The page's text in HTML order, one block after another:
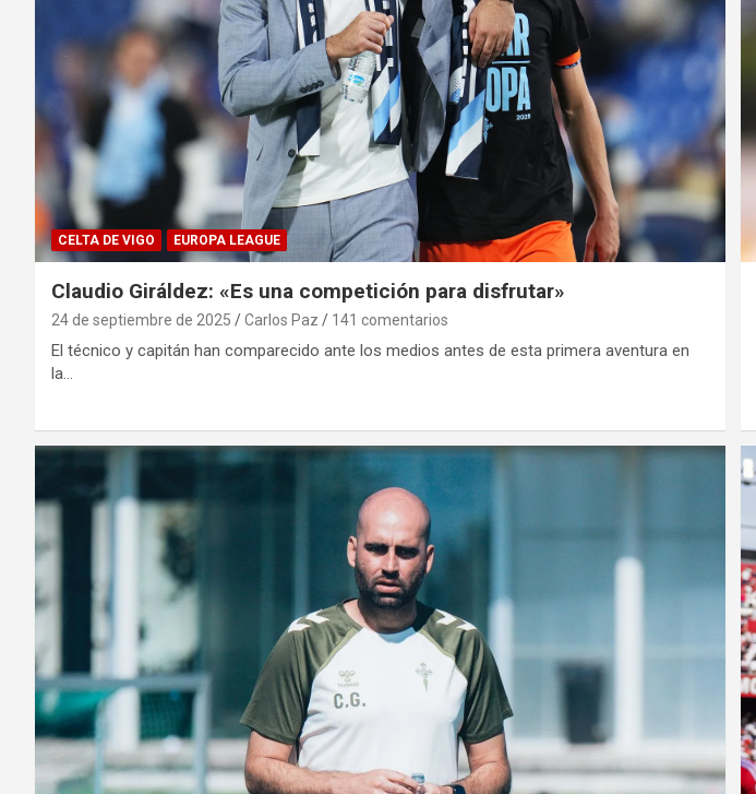
CELTA DE VIGO EUROPA LEAGUE
Claudio Giráldez: «Es una competición para disfrutar»
24 de septiembre de 2025 Carlos Paz 141 comentarios
El técnico y capitán han comparecido ante los medios antes de esta primera aventura en
la…